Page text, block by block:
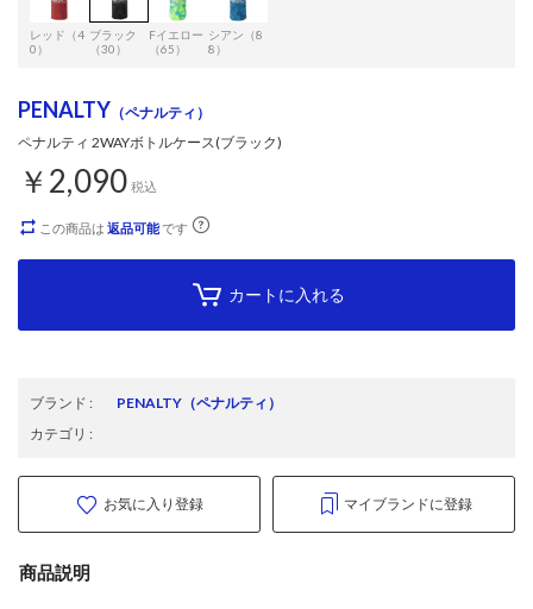
レッド（4
0）
ブラック
（30）
Fイエロー
（65）
シアン（8
8）
PENALTY （ペナルティ）
ペナルティ 2WAYボトルケース(ブラック)
￥2,090 税込
この商品は 返品可能です
カートに入れる
ブランド : PENALTY （ペナルティ）
カテゴリ :
お気に入り登録 マイブランドに登録
商品説明